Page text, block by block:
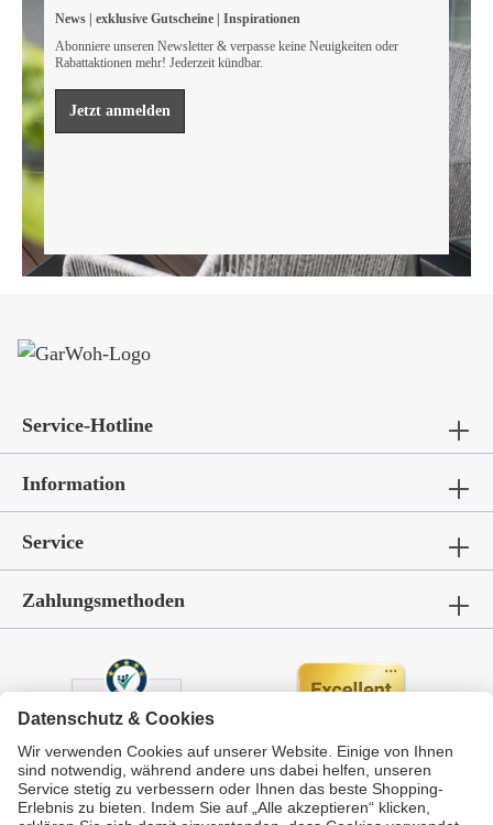
leisten müssen, um unsere natürlichen Ressourcen zu
bewahren.
Mehr erfahren
News | exklusive Gutscheine | Inspirationen
Abonniere unseren Newsletter & verpasse keine Neuigkeiten oder
Rabattaktionen mehr! Jederzeit kündbar.
Jetzt anmelden
Service-Hotline
Information
Service
Zahlungsmethoden